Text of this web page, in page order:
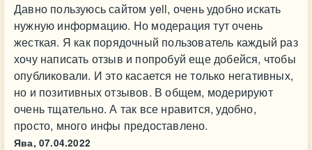
Давно пользуюсь сайтом yell, очень удобно искать
нужную информацию. Но модерация тут очень
жесткая. Я как порядочный пользователь каждый раз
хочу написать отзыв и попробуй еще добейся, чтобы
опубликовали. И это касается не только негативных,
но и позитивных отзывов. В общем, модерируют
очень тщательно. А так все нравится, удобно,
просто, много инфы предоставлено.
Ява, 07.04.2022